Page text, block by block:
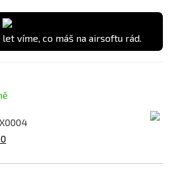
let víme, co máš na airsoftu rád.